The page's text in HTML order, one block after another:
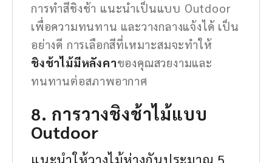
การทำสีชิงช้า แนะนำเป็นแบบ Outdoor
เพื่อความทนทาน และวางกลางแจ้งได้ เป็น
อย่างดี การเลือกสีที่เหมาะสมจะทำให้
ชิงช้าไม้มีหลังคาของคุณสวยงามและ
ทนทานต่อสภาพอากาศ
8. การวางชิงช้าไม้แบบ
Outdoor
แนะนำให้วางไม้ห่างกันประมาณ 5